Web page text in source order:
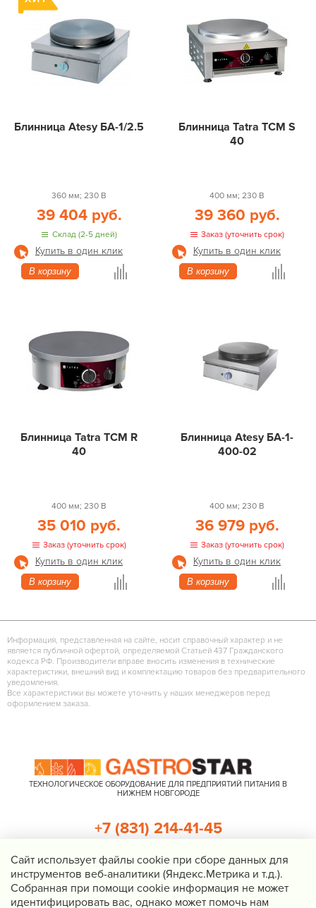
Блинница Atesy БА-1/2.5
360 мм; 230 В
39 404 руб.
Склад (2-5 дней)
Купить в один клик
В корзину
Блинница Tatra TCM S
40
400 мм; 230 В
39 360 руб.
Заказ (уточнить срок)
Купить в один клик
В корзину
Блинница Tatra TCM R
40
400 мм; 230 В
35 010 руб.
Заказ (уточнить срок)
Купить в один клик
В корзину
Блинница Atesy БА-1-
400-02
400 мм; 230 В
36 979 руб.
Заказ (уточнить срок)
Купить в один клик
В корзину
Информация, представленная на сайте, носит справочный характер и не
является публичной офертой, определяемой Статьей 437 Гражданского
кодекса РФ. Производители вправе вносить изменения в технические
характеристики, внешний вид и комплектацию товаров без предварительного
уведомления.
Все характеристики вы можете уточнить у наших менеджеров перед
оформлением заказа.
ТЕХНОЛОГИЧЕСКОЕ ОБОРУДОВАНИЕ ДЛЯ ПРЕДПРИЯТИЙ ПИТАНИЯ В
НИЖНЕМ НОВГОРОДЕ
+7 (831) 214-41-45
Перезвоните мне
Cайт использует файлы cookie при сборе данных для
инструментов веб-аналитики (Яндекс.Метрика и т.д.).
Собранная при помощи cookie информация не может
идентифицировать вас, однако может помочь нам